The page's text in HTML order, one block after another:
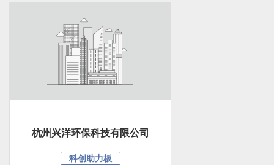
杭州兴洋环保科技有限公司
科创助力板